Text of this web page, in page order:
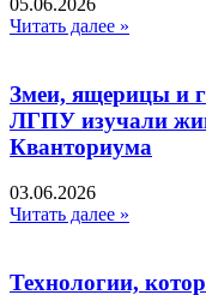
05.06.2026
Читать далее »
Змеи, ящерицы и
ЛГПУ изучали
Кванториума
03.06.2026
Читать далее »
Технологии,